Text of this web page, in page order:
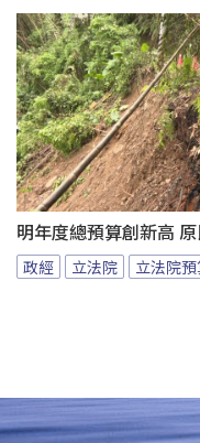
明年度總預算創新高
政經 立法院 立法院